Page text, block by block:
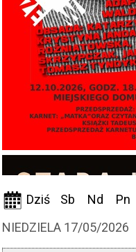
Dziś Sb Nd Pn
NIEDZIELA 17/05/2026